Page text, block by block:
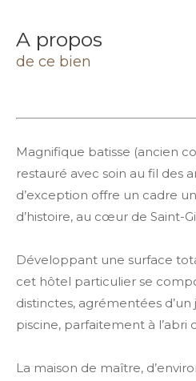
a propos
de ce bien
Magnifique batisse (ancien
restauré avec soin au fil des
d’exception offre un cadre
d’histoire, au cœur de Saint-
Développant une surface
cet hôtel particulier se
distinctes, agrémentées
piscine, parfaitement à l’abri
La maison de maître,